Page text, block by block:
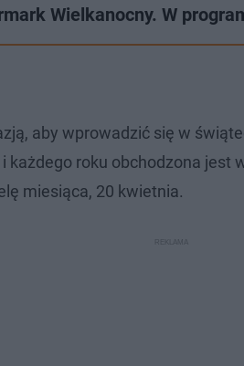
Wielkanocny. W
aby wprowadzić się w
roku obchodzona jest
miesiąca, 20 kwietnia.